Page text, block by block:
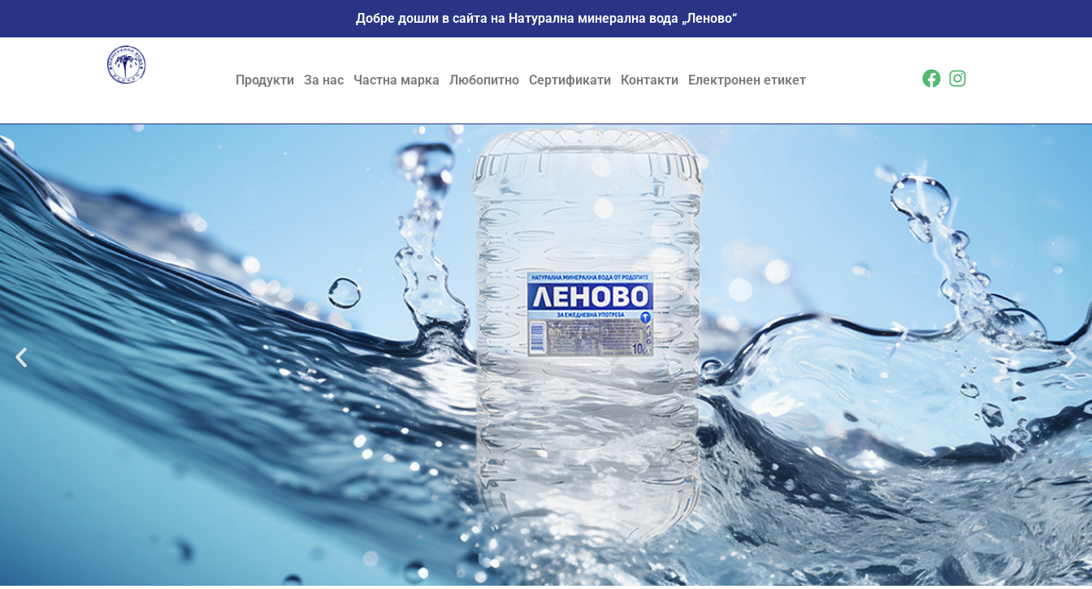
Добре дошли в сайта на Натурална минерална вода „Леново“
Продукти За нас Частна марка Любопитно Сертификати Контакти Електронен етикет